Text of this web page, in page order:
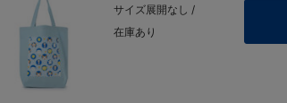
サイズ展開なし /
在庫あり